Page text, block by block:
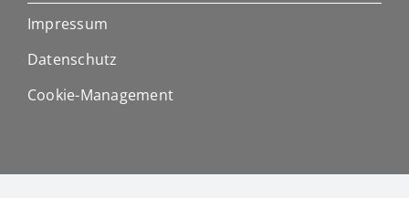
Impressum
Datenschutz
Cookie-Management